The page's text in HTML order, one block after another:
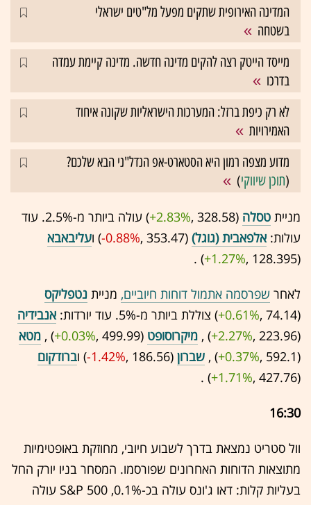
המדינה האירופית שתקים מפעל מל"טים ישראלי
בשטחה
מייסד הייטק רצה להקים מדינה חדשה. מדינה קיימת עמדה
בדרכו
לא רק כיפת ברזל: המערכות הישראליות שקונה איחוד
האמירויות
מדוע מצפה רמון היא הסטארט-אפ הנדל"ני הבא שלכם?
(תוכן שיווקי)
מניית טסלה (328.58 ,‎
+2.83%
‏) עולה ביותר מ-2.5%. עוד
עולות:אלפאבית (גוגל) (353.47 ,‎
-0.88%‏) ועליבאבא
(128.395 ,‎
+1.27%
‏) .
לאחר שפרסמה אתמול דוחות חיוביים, מניית נטפליקס
(74.14 ,‎
+0.61%‏) צוללת ביותר מ-5%. עוד יורדות:
אנבידיה
(223.96 ,‎
+2.27%
‏) , מיקרוסופט (499.99 ,‎
+0.03%
‏) , מטא
(592.1 ,‎
+0.37%
‏) , שברון (186.56 ,‎
-1.42%‏) וברודקום
(427.76 ,‎
+1.71%
‏) .
16:30
וול סטריט נמצאת בדרך לשבוע חיובי, מחוזקת באופטימיות
מתוצאות הדוחות האחרונים שפורסמו. המסחר בניו יורק החל
בעליות קלות: דאו ג'ונס עולה בכ-0.1%, S&P 500 עולה